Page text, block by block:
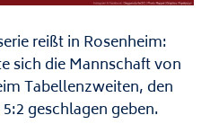
reißt in Rosenheim:
sich die Mannschaft von
Tabellenzweiten, den
geschlagen geben.